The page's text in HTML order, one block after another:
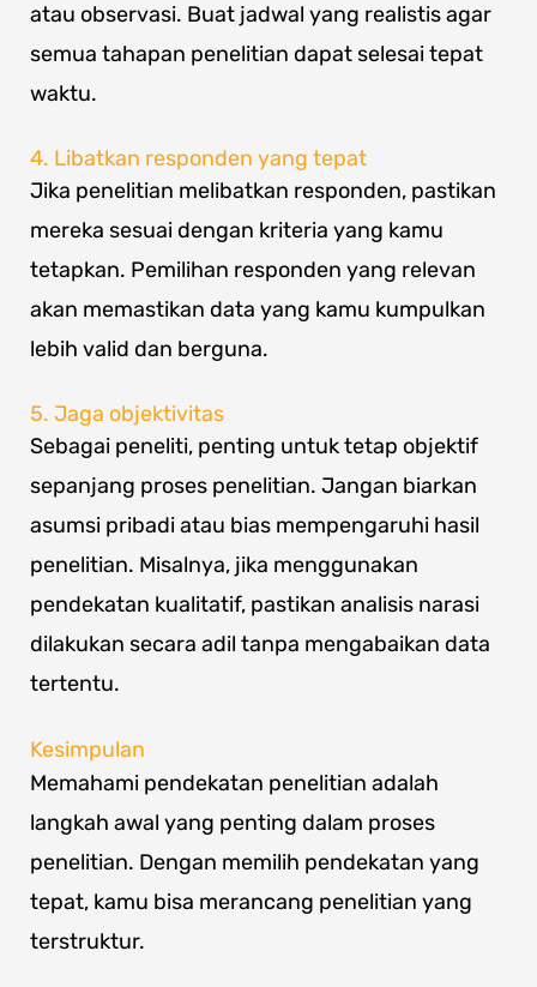
atau observasi. Buat jadwal yang realistis agar
semua tahapan penelitian dapat selesai tepat
waktu.
4. Libatkan responden yang tepat
Jika penelitian melibatkan responden, pastikan
mereka sesuai dengan kriteria yang kamu
tetapkan. Pemilihan responden yang relevan
akan memastikan data yang kamu kumpulkan
lebih valid dan berguna.
5. Jaga objektivitas
Sebagai peneliti, penting untuk tetap objektif
sepanjang proses penelitian. Jangan biarkan
asumsi pribadi atau bias mempengaruhi hasil
penelitian. Misalnya, jika menggunakan
pendekatan kualitatif, pastikan analisis narasi
dilakukan secara adil tanpa mengabaikan data
tertentu.
Kesimpulan
Memahami pendekatan penelitian adalah
langkah awal yang penting dalam proses
penelitian. Dengan memilih pendekatan yang
tepat, kamu bisa merancang penelitian yang
terstruktur.